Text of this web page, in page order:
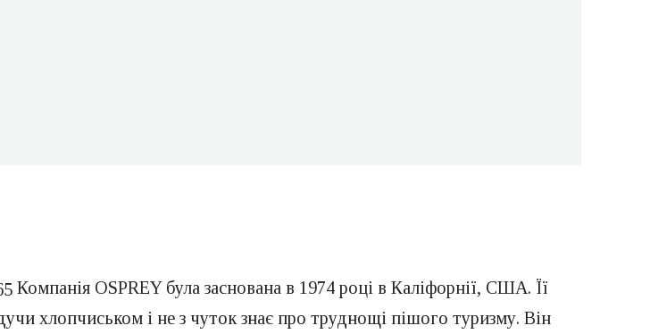
Компанія OSPREY була заснована в 1974 році в Каліфорнії, США. Її
хлопчиськом і не з чуток знає про труднощі пішого туризму. Він